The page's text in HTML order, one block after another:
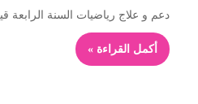
دعم و علاج رياضيات السنة الرابعة
أكمل القراءة »